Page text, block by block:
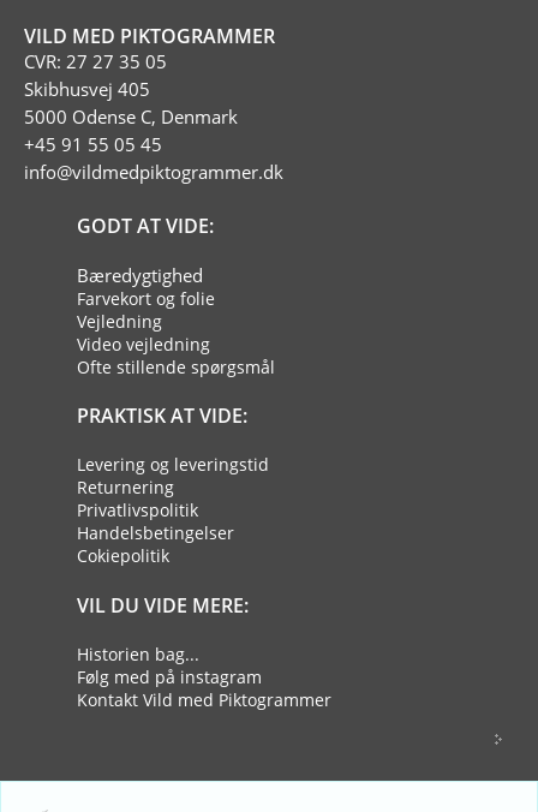
VILD MED PIKTOGRAMMER
CVR: 27 27 35 05
Skibhusvej 405
5000 Odense C, Denmark
+45 91 55 05 45
info@vildmedpiktogrammer.dk
GODT AT VIDE:
Bæredygtighed
Farvekort og folie
Vejledning
Video vejledning
Ofte stillende spørgsmål
PRAKTISK AT VIDE:
Levering og leveringstid
Returnering
Privatlivspolitik
Handelsbetingelser
Cokiepolitik
VIL DU VIDE MERE:
Historien bag...
Følg med på instagram
Kontakt Vild med Piktogrammer